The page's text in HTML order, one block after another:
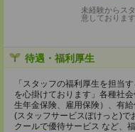
未経験からス
意しております
待遇・福利厚生
「スタッフの福利厚生を担当
を心掛けております」各種社
生年金保険、雇用保険）、有
(スタッフサービスぽけっと)で
クールで優待サービス など、